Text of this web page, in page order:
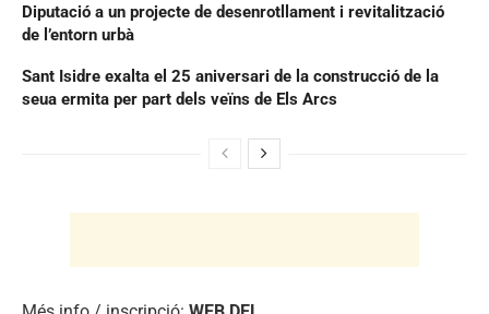
Diputació a un projecte de desenrotllament i revitalització
de l’entorn urbà
Sant Isidre exalta el 25 aniversari de la construcció de la
seua ermita per part dels veïns de Els Arcs